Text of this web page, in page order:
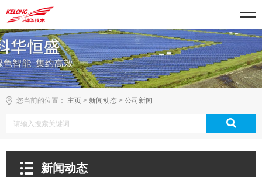
您当前的位置： 主页 > 新闻动态 > 公司新闻
新闻动态